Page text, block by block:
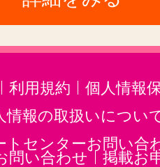
利用規約
個人情報
情報の取扱いについ
トセンターお問い合
問い合わせ
掲載お